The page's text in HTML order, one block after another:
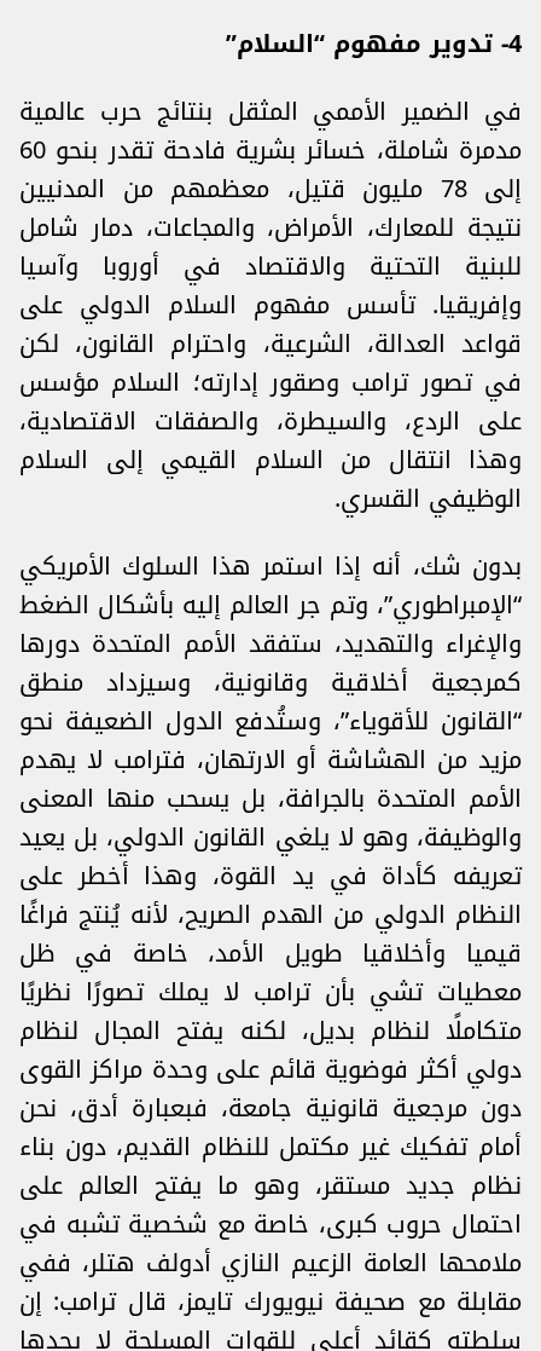
4- تدوير مفهوم “السلام”
في الضمير الأممي المثقل بنتائج حرب عالمية
مدمرة شاملة، خسائر بشرية فادحة تقدر بنحو 60
إلى 78 مليون قتيل، معظمهم من المدنيين
نتيجة للمعارك، الأمراض، والمجاعات، دمار شامل
للبنية التحتية والاقتصاد في أوروبا وآسيا
وإفريقيا. تأسس مفهوم السلام الدولي على
قواعد العدالة، الشرعية، واحترام القانون، لكن
في تصور ترامب وصقور إدارته؛ السلام مؤسس
على الردع، والسيطرة، والصفقات الاقتصادية،
وهذا انتقال من السلام القيمي إلى السلام
الوظيفي القسري.
بدون شك، أنه إذا استمر هذا السلوك الأمريكي
“الإمبراطوري”، وتم جر العالم إليه بأشكال الضغط
والإغراء والتهديد، ستفقد الأمم المتحدة دورها
كمرجعية أخلاقية وقانونية، وسيزداد منطق
“القانون للأقوياء”، وستُدفع الدول الضعيفة نحو
مزيد من الهشاشة أو الارتهان، فترامب لا يهدم
الأمم المتحدة بالجرافة، بل يسحب منها المعنى
والوظيفة، وهو لا يلغي القانون الدولي، بل يعيد
تعريفه كأداة في يد القوة، وهذا أخطر على
النظام الدولي من الهدم الصريح، لأنه يُنتج فراغًا
قيميا وأخلاقيا طويل الأمد، خاصة في ظل
معطيات تشي بأن ترامب لا يملك تصورًا نظريًا
متكاملًا لنظام بديل، لكنه يفتح المجال لنظام
دولي أكثر فوضوية قائم على وحدة مراكز القوى
دون مرجعية قانونية جامعة، فبعبارة أدق، نحن
أمام تفكيك غير مكتمل للنظام القديم، دون بناء
نظام جديد مستقر، وهو ما يفتح العالم على
احتمال حروب كبرى، خاصة مع شخصية تشبه في
ملامحها العامة الزعيم النازي أدولف هتلر، ففي
مقابلة مع صحيفة نيويورك تايمز، قال ترامب: إن
سلطته كقائد أعلى للقوات المسلحة لا يحدها